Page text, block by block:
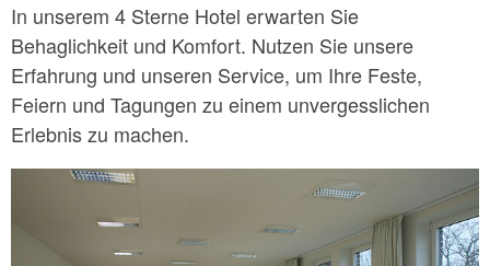
In unserem 4 Sterne Hotel erwarten Sie
Behaglichkeit und Komfort. Nutzen Sie unsere
Erfahrung und unseren Service, um Ihre Feste,
Feiern und Tagungen zu einem unvergesslichen
Erlebnis zu machen.